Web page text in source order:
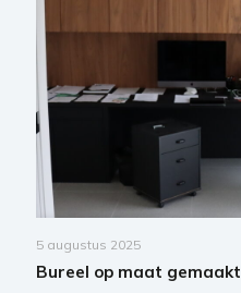
5 augustus 2025
Bureel op maat gemaakt